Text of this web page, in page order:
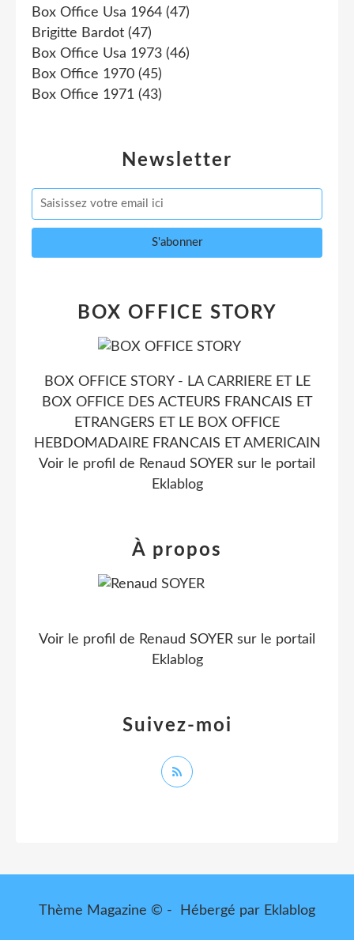
Newsletter
Box Office Usa 1964 (47)
Brigitte Bardot (47)
Box Office Usa 1973 (46)
Box Office 1970 (45)
Box Office 1971 (43)
BOX OFFICE STORY
BOX OFFICE STORY - LA CARRIERE ET LE
BOX OFFICE DES ACTEURS FRANCAIS ET
ETRANGERS ET LE BOX OFFICE
HEBDOMADAIRE FRANCAIS ET AMERICAIN
Voir le profil de Renaud SOYER sur le portail
Eklablog
Suivez-moi
À propos
Voir le profil de Renaud SOYER sur le portail
Eklablog
Thème Magazine © - Hébergé par Eklablog